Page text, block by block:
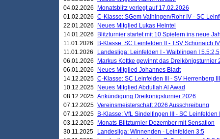
04.02.2026
Monatsblitz verlegt auf 17.02.2026
01.02.2026 C-Klasse: SGem Vaihingen/Rohr IV - SC
22.01.2026
Neues Mitglied Lukas Heintel
14.01.2026
Blitzturnier startet mit 10 Spielern ins neue
11.01.2026
B-Klasse: SC Leinfelden II - TSV Schönaich
11.01.2026
Landesliga: Leinfelden I - Waiblingen I 5,5:2,5
06.01.2026
Markus Kottke gewinnt das Dreikönigsturnier
06.01.2026
Neues Mitglied Johannes Bladt
14.12.2025 C-Klasse: SC Leinfelden III - SV Herrenberg
10.12.2025
Neues Mitglied Abdullah Al Awad
08.12.2025 Ankündigung Dreikönigsturnier 2026
07.12.2025 Vereinsmeisterschaft 2026 Ausschreibung
07.12.2025
B-Klasse: VfL Sindelfingen III - SC Leinfelden
03.12.2025
Monats-Blitzturnier Dezember mit Sensation
30.11.2025
Landesliga: Winnenden - Leinfelden 3:5